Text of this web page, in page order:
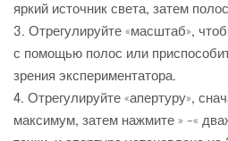
яркий источник света, затем
3. Отрегулируйте «масштаб»,
с помощью полос или
зрения экспериментатора.
4. Отрегулируйте «апертуру»,
максимум, затем нажмите » -«